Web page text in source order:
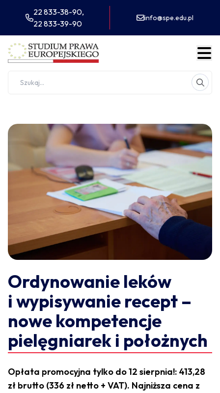
22 833-38-90,
22 833-39-90
info@spe.edu.pl
Ordynowanie leków
i wypisywanie recept –
nowe kompetencje
pielęgniarek i położnych
Opłata promocyjna tylko do 12 sierpnia!: 413,28
zł brutto (336 zł netto + VAT). Najniższa cena z